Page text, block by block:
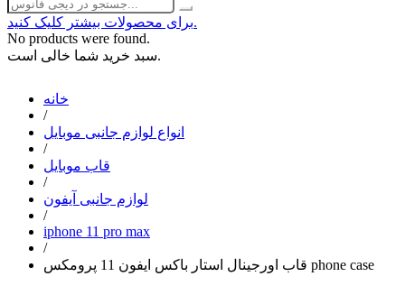
برای محصولات بیشتر کلیک کنید.
No products were found.
سبد خرید شما خالی است.
خانه
/
انواع لوازم جانبی موبایل
/
قاب موبایل
/
لوازم جانبی آیفون
/
iphone 11 pro max
/
قاب اورجینال استار باکس ایفون 11 پرومکس phone case